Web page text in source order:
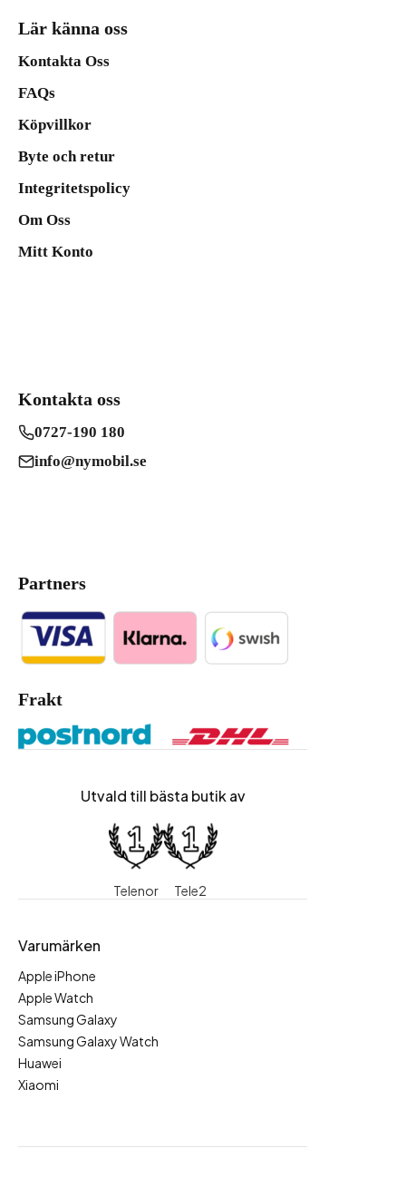
Lär känna oss
Kontakta Oss
FAQs
Köpvillkor
Byte och retur
Integritetspolicy
Om Oss
Mitt Konto
Kontakta oss
0727-190 180
info@nymobil.se
Partners
Frakt
Utvald till bästa butik av
Telenor Tele2
Varumärken
Apple iPhone
Apple Watch
Samsung Galaxy
Samsung Galaxy Watch
Huawei
Xiaomi